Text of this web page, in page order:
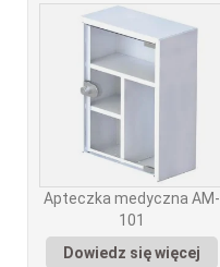
Apteczka medyczna AM-
101
Dowiedz się więcej